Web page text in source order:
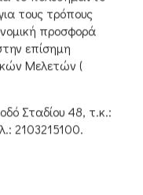
τους τρόπους
προσφορά
επίσημη
Μελετών (
Σταδίου 48, τ.κ.:
2103215100.